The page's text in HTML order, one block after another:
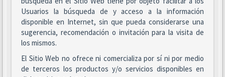
Usuarios la búsqueda de y acceso a la información
disponible en Internet, sin que pueda considerarse una
sugerencia, recomendación o invitación para la visita de
los mismos.
El Sitio Web no ofrece ni comercializa por sí ni por medio
de terceros los productos y/o servicios disponibles en